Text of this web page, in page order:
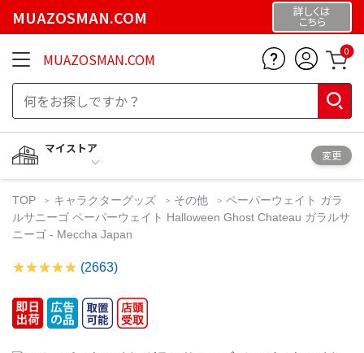
MUAZOSMAN.COM 詳しくは
こちら
MUAZOSMAN.COM 0
マイストア
変更
TOP キャラクターグッズ その他
ペーパーウェイト ガラ
ルサニーゴ ペーパーウェイト Halloween Ghost Chateau ガラルサ
ニーゴ - Meccha Japan
(2663)